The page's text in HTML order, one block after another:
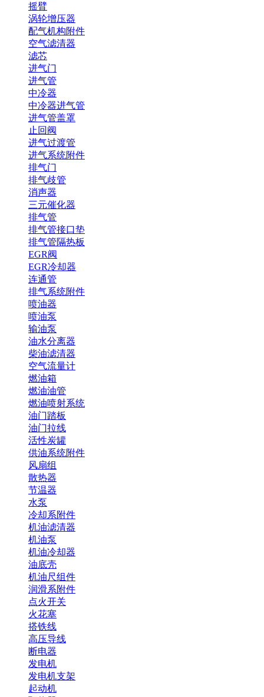
摇臂
涡轮增压器
配气机构附件
空气滤清器
滤芯
进气门
进气管
中冷器
中冷器进气管
进气管盖罩
止回阀
进气过渡管
进气系统附件
排气门
排气歧管
消声器
三元催化器
排气管
排气管接口垫
排气管隔热板
EGR阀
EGR冷却器
连通管
排气系统附件
喷油器
喷油泵
输油泵
油水分离器
柴油滤清器
空气流量计
燃油箱
燃油油管
燃油喷射系统
油门踏板
油门拉线
活性炭罐
供油系统附件
风扇组
散热器
节温器
水泵
冷却系附件
机油滤清器
机油泵
机油冷却器
油底壳
机油尺组件
润滑系附件
点火开关
火花塞
搭铁线
高压导线
断电器
发电机
发电机支架
起动机